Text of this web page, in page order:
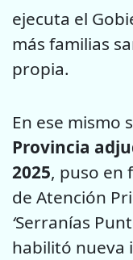
ejecuta el
más familias
propia.
En ese mismo
Provincia
2025, puso en
de Atención
‘Serranías
habilitó nueva